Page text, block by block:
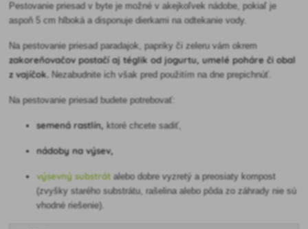
Pestovanie priesad v byte je možné v akejkoľvek nádobe, pokiaľ je
aspoň 5 cm hlboká a disponuje dierkami na odtekanie vody.
Na pestovanie priesad paradajok, papriky či zeleru vám okrem
zakoreňovačov postačí aj téglik od jogurtu, umelé poháre či obal
z vajíčok. Nezabudnite ich však pred použitím na dne prepichnúť.
Na pestovanie priesad budete potrebovať:
semená rastlín, ktoré chcete sadiť,
nádoby na výsev,
výsevný substrát alebo dobre vyzretý a preosiaty kompost
(zvyšky starého substrátu, rašelina alebo pôda zo záhrady nie sú
vhodné riešenie).